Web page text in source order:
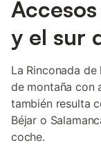
y el sur
La Rinconada
de montaña con
también resulta
Béjar o
coche.